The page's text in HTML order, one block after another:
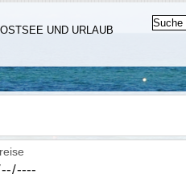
OSTSEE UND URLAUB